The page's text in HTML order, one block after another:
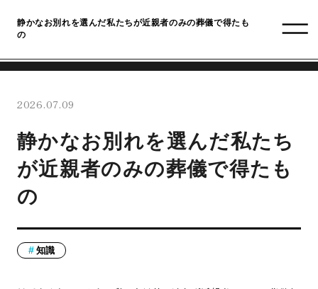
静かなお別れを選んだ私たちが近親者のみの葬儀で得たも
の
2026.07.09
静かなお別れを選んだ私たち
が近親者のみの葬儀で得たも
の
知識